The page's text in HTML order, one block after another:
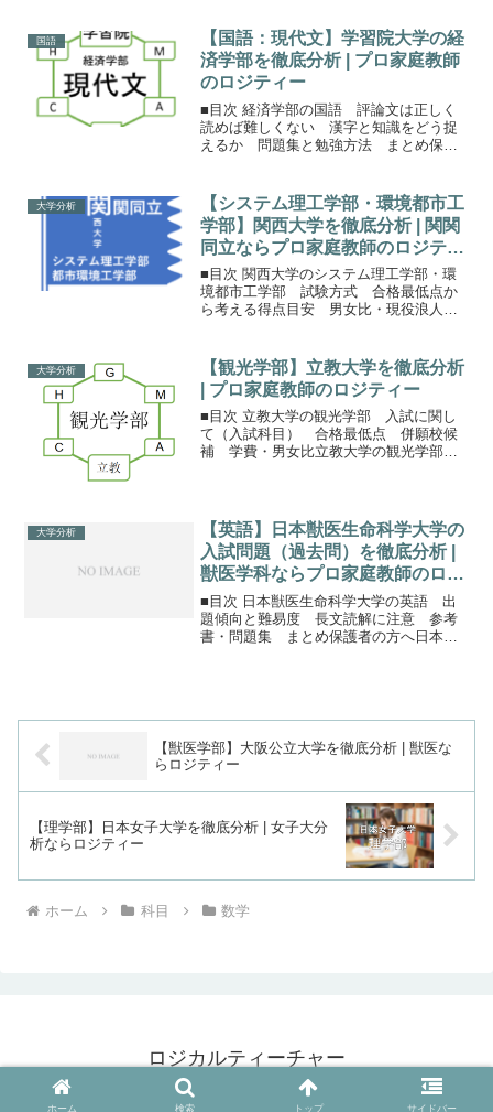
ば全学部の入試科目として利用できま
す。（物理4題と化学4題...
国語
【国語：現代文】学習院大学の経
済学部を徹底分析 | プロ家庭教師
のロジティー
■目次 経済学部の国語 評論文は正しく
読めば難しくない 漢字と知識をどう捉
えるか 問題集と勉強方法 まとめ保護
必須科目です。英語の配点が150点と若干
高いですが、国語も...
大学分析
【システム理工学部・環境都市工
学部】関西大学を徹底分析 | 関関
同立ならプロ家庭教師のロジティ
ー
■目次 関西大学のシステム理工学部・環
境都市工学部 試験方式 合格最低点か
ら考える得点目安 男女比・現役浪人比
系学部が3学部あります。システム理工学
部 環境都市工学部は...
大学分析
【観光学部】立教大学を徹底分析
| プロ家庭教師のロジティー
■目次 立教大学の観光学部 入試に関し
て（入試科目） 合格最低点 併願校候
補 学費・男女比立教大学の観光学部観
部の１つにカウントする...
大学分析
【英語】日本獣医生命科学大学の
入試問題（過去問）を徹底分析 |
獣医学科ならプロ家庭教師のロジ
ティー
■目次 日本獣医生命科学大学の英語 出
題傾向と難易度 長文読解に注意 参考
書・問題集 まとめ保護者の方へ日本獣
【獣医学部】大阪公立大学を徹底分析 | 獣医な
らロジティー
【理学部】日本女子大学を徹底分析 | 女子大分
析ならロジティー
ホーム 科目 数学
ロジカルティーチャー
© 2015 ロジカルティーチャー.
ホーム 検索 トップ サイドバー